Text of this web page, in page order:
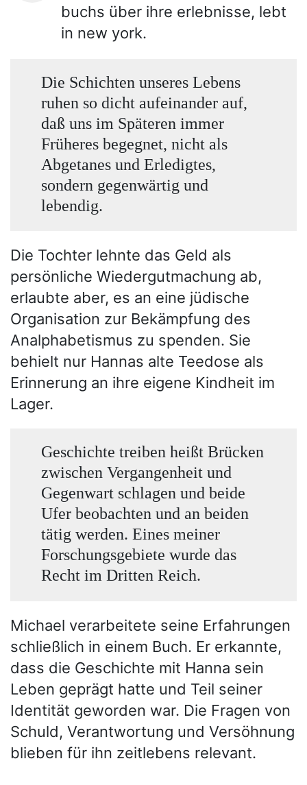
buchs über ihre erlebnisse, lebt
in new york.
Die Schichten unseres Lebens
ruhen so dicht aufeinander auf,
daß uns im Späteren immer
Früheres begegnet, nicht als
Abgetanes und Erledigtes,
sondern gegenwärtig und
lebendig.
Die Tochter lehnte das Geld als
persönliche Wiedergutmachung ab,
erlaubte aber, es an eine jüdische
Organisation zur Bekämpfung des
Analphabetismus zu spenden. Sie
behielt nur Hannas alte Teedose als
Erinnerung an ihre eigene Kindheit im
Lager.
Geschichte treiben heißt Brücken
zwischen Vergangenheit und
Gegenwart schlagen und beide
Ufer beobachten und an beiden
tätig werden. Eines meiner
Forschungsgebiete wurde das
Recht im Dritten Reich.
Michael verarbeitete seine Erfahrungen
schließlich in einem Buch. Er erkannte,
dass die Geschichte mit Hanna sein
Leben geprägt hatte und Teil seiner
Identität geworden war. Die Fragen von
Schuld, Verantwortung und Versöhnung
blieben für ihn zeitlebens relevant.